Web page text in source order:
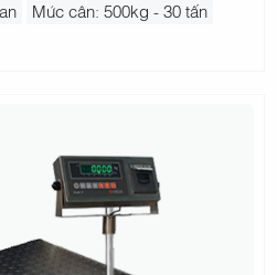
Mức cân: 500kg - 30 tấn